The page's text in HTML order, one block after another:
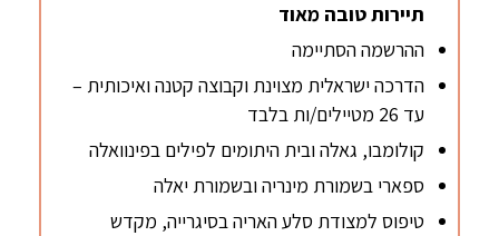
תיירות טובה מאוד
ההרשמה הסתיימה
הדרכה ישראלית מצוינת וקבוצה קטנה ואיכותית –
עד 26 מטיילים/ות בלבד
קולומבו, גאלה ובית היתומים לפילים בפינוואלה
ספארי בשמורת מינריה ובשמורת יאלה
טיפוס למצודת סלע האריה בסיגרייה, מקדש